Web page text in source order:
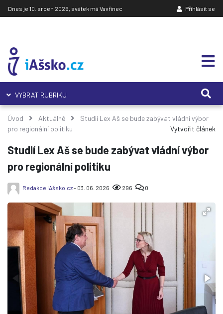
Dnes je 10. srpen 2026, svátek má Vavřinec Přihlásit se
VYBRAT RUBRIKU
Úvod Aktuálně
Studií Lex Aš se bude zabývat vládní výbor
pro regionální politiku
Vytvořit článek
Studií Lex Aš se bude zabývat vládní výbor
pro regionální politiku
Redakce iAšsko.cz- 03. 06. 2026 296 0